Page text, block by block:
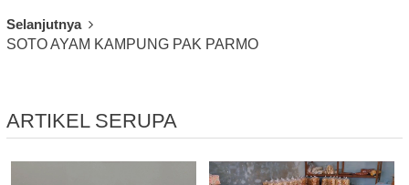
Selanjutnya
SOTO AYAM KAMPUNG PAK PARMO
ARTIKEL SERUPA